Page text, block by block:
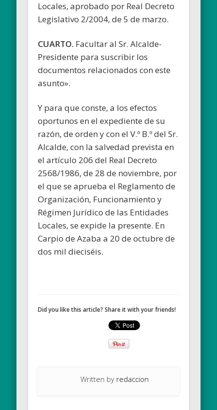
Locales, aprobado por Real Decreto
Legislativo 2/2004, de 5 de marzo.
CUARTO. Facultar al Sr. Alcalde-
Presidente para suscribir los
documentos relacionados con este
asunto».
Y para que conste, a los efectos
oportunos en el expediente de su
razón, de orden y con el V.º B.º del Sr.
Alcalde, con la salvedad prevista en
el artículo 206 del Real Decreto
2568/1986, de 28 de noviembre, por
el que se aprueba el Reglamento de
Organización, Funcionamiento y
Régimen Jurídico de las Entidades
Locales, se expide la presente. En
Carpio de Azaba a 20 de octubre de
dos mil dieciséis.
Did you like this article? Share it with your friends!
Written by redaccion